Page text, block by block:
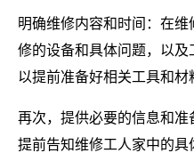
明确维修内容和时间：在
修的设备和具体问题，以
以提前准备好相关工具和材
再次，提供必要的信息和
提前告知维修工人家中的